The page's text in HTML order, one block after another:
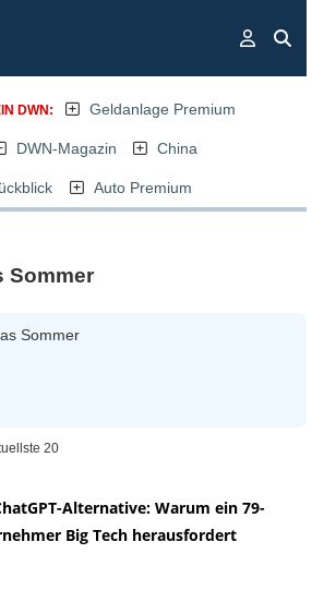
DWN: Geldanlage Premium
DWN-Magazin China
Auto Premium
Sommer
Sommer
20
Alternative: Warum ein 79-
Big Tech herausfordert